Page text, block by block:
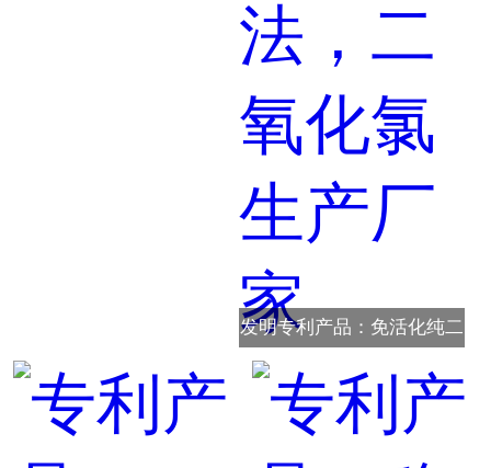
发明专利产品：免活化纯二
氧化氯消毒剂的制备方法，
二氧化氯生产厂家